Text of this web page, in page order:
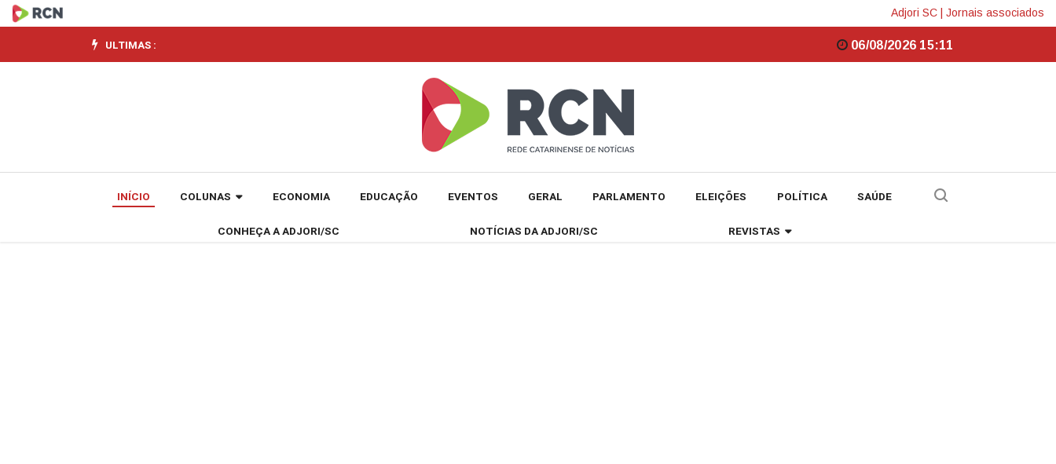
São
José
unidade
Adjori SC Jornais associados
ULTIMAS : 06/08/2026 15:11
INÍCIO COLUNAS ECONOMIA EDUCAÇÃO EVENTOS GERAL PARLAMENTO ELEIÇÕES POLÍTICA SAÚDE
CONHEÇA A ADJORI/SC NOTÍCIAS DA ADJORI/SC REVISTAS